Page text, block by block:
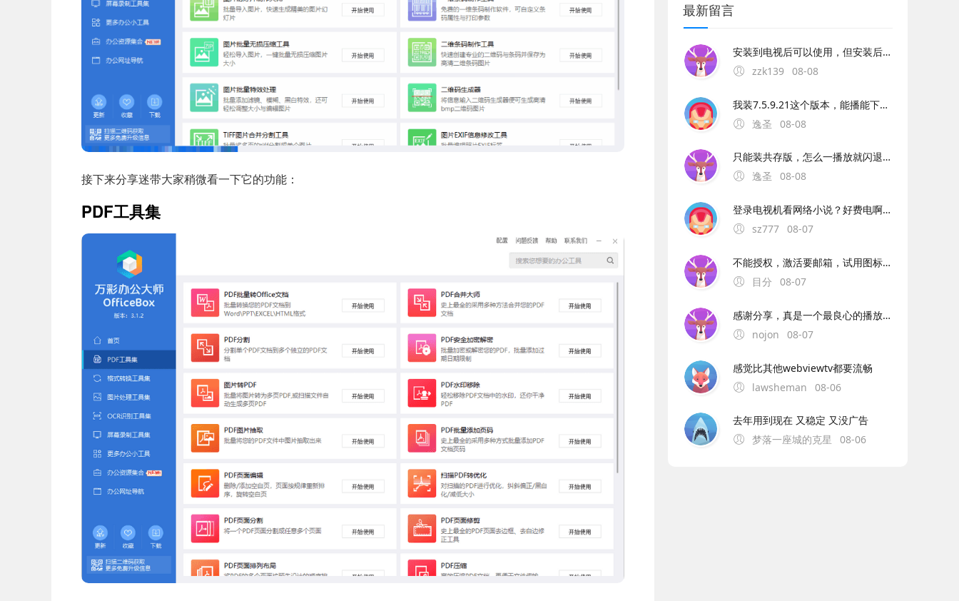
接下来分享迷带大家稍微看一下它的功能：
PDF工具集
最新留言
安装到电视后可以使用，但安装后改应用图标却是一大块黑色，估计是图标不正确或没有图标。另外改应用不能使用数字键选台，也不能自定义编辑频道顺序，其它都还可以。
zzk139 08-08
我装7.5.9.21这个版本，能播能下，就是不能选音频效果。一选效果就闪退。7.6.2.21的版本，播放网络音乐和下载要卡闪退，只能播放本地音乐，可以选择音效。
逸圣
08-08
只能装共存版，怎么一播放就闪退也无法下载，只能播放本地音乐。求修复啊
逸圣
08-08
登录电视机看网络小说？好费电啊。。。。
sz777 08-07
不能授权，激活要邮箱，试用图标显示过期
目分
08-07
感谢分享，真是一个最良心的播放器，非常流畅且高清，没有任何广告，央视卫视都全。
nojon
08-07
感觉比其他webviewtv都要流畅
lawsheman
08-06
去年用到现在 又稳定 又没广告
梦落一座城的克星
08-06